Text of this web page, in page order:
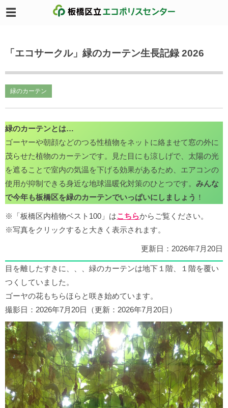
「エコサークル」緑のカーテン生長記録 2026
緑のカーテン
緑のカーテンとは…
ゴーヤーや朝顔などのつる性植物をネットに絡ませて窓の外に
茂らせた植物のカーテンです。見た目にも涼しげで、太陽の光
を遮ることで室内の気温を下げる効果があるため、エアコンの
使用が抑制できる身近な地球温暖化対策のひとつです。 みんな
で今年も板橋区を緑のカーテンでいっぱいにしましょう ！
※「板橋区内植物ベスト100」はこちらからご覧ください。
※写真をクリックすると大きく表示されます。
更新日：2026年7月20日
目を離したすきに、、、緑のカーテンは地下１階、１階を覆い
つくしていました。
ゴーヤの花もちらほらと咲き始めています。
撮影日：2026年7月20日（更新：2026年7月20日）